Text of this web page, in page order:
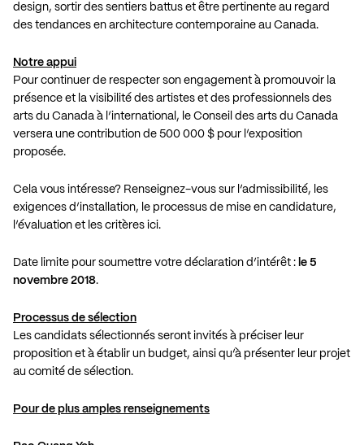
design, sortir des sentiers battus et être pertinente au regard
des tendances en architecture contemporaine au Canada.
Notre appui
Pour continuer de respecter son engagement à promouvoir la
présence et la visibilité des artistes et des professionnels des
arts du Canada à l’international, le Conseil des arts du Canada
versera une contribution de 500 000 $ pour l’exposition
proposée.
Cela vous intéresse? Renseignez-vous sur l’admissibilité, les
exigences d’installation, le processus de mise en candidature,
l’évaluation et les critères ici.
Date limite pour soumettre votre déclaration d’intérêt : le 5
novembre 2018.
Processus de sélection
Les candidats sélectionnés seront invités à préciser leur
proposition et à établir un budget, ainsi qu’à présenter leur projet
au comité de sélection.
Pour de plus amples renseignements